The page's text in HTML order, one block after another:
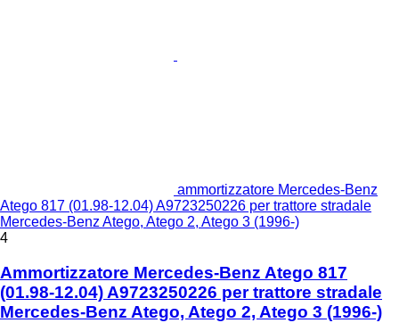
ammortizzatore Mercedes-Benz
Atego 817 (01.98-12.04) A9723250226 per trattore stradale
Mercedes-Benz Atego, Atego 2, Atego 3 (1996-)
4
Ammortizzatore Mercedes-Benz Atego 817
(01.98-12.04) A9723250226 per trattore stradale
Mercedes-Benz Atego, Atego 2, Atego 3 (1996-)